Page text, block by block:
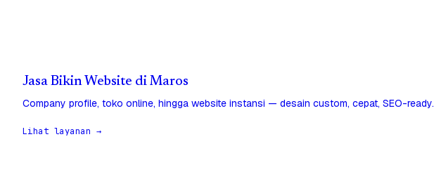
Jasa Bikin Website di Maros
Company profile, toko online, hingga website instansi — desain custom, cepat, SEO-ready.
Lihat layanan →